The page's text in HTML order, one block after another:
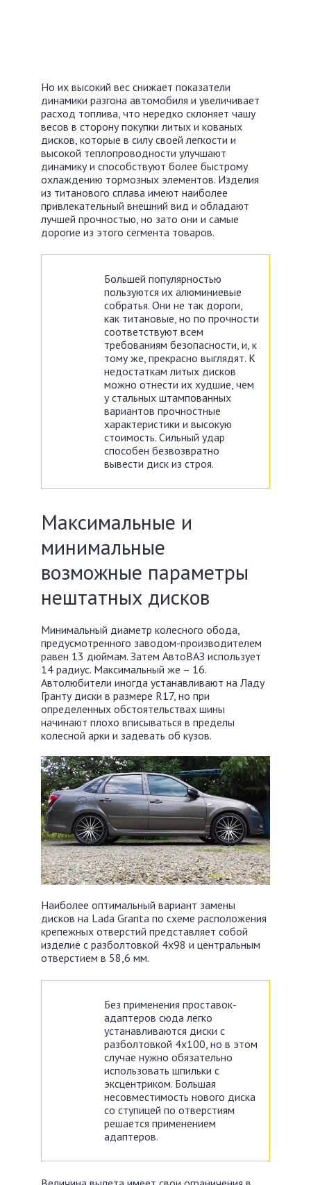
Но их высокий вес снижает показатели
динамики разгона автомобиля и увеличивает
расход топлива, что нередко склоняет чашу
весов в сторону покупки литых и кованых
дисков, которые в силу своей легкости и
высокой теплопроводности улучшают
динамику и способствуют более быстрому
охлаждению тормозных элементов. Изделия
из титанового сплава имеют наиболее
привлекательный внешний вид и обладают
лучшей прочностью, но зато они и самые
дорогие из этого сегмента товаров.
Большей популярностью
пользуются их алюминиевые
собратья. Они не так дороги,
как титановые, но по прочности
соответствуют всем
требованиям безопасности, и, к
тому же, прекрасно выглядят. К
недостаткам литых дисков
можно отнести их худшие, чем
у стальных штампованных
вариантов прочностные
характеристики и высокую
стоимость. Сильный удар
способен безвозвратно
вывести диск из строя.
Максимальные и
минимальные
возможные параметры
нештатных дисков
Минимальный диаметр колесного обода,
предусмотренного заводом-производителем
равен 13 дюймам. Затем АвтоВАЗ использует
14 радиус. Максимальный же – 16.
Автолюбители иногда устанавливают на Ладу
Гранту диски в размере R17, но при
определенных обстоятельствах шины
начинают плохо вписываться в пределы
колесной арки и задевать об кузов.
Наиболее оптимальный вариант замены
дисков на Lada Granta по схеме расположения
крепежных отверстий представляет собой
изделие с разболтовкой 4х98 и центральным
отверстием в 58,6 мм.
Без применения проставок-
адаптеров сюда легко
устанавливаются диски с
разболтовкой 4х100, но в этом
случае нужно обязательно
использовать шпильки с
эксцентриком. Большая
несовместимость нового диска
со ступицей по отверстиям
решается применением
адаптеров.